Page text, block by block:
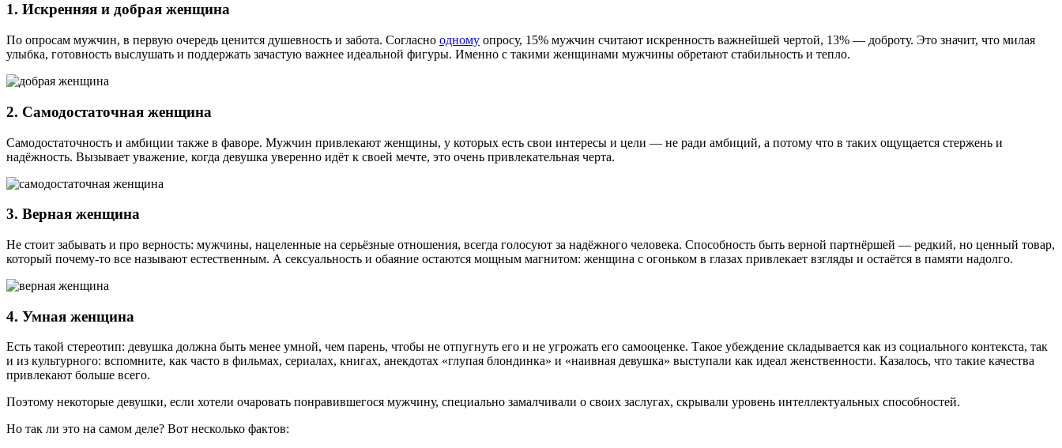
1. Искренняя и добрая женщина
По опросам мужчин, в первую очередь ценится душевность и забота. Согласно одному опросу, 15% мужчин считают искренность важнейшей чертой, 13% — доброту​. Это значит, что милая
улыбка, готовность выслушать и поддержать зачастую важнее идеальной фигуры. Именно с такими женщинами мужчины обретают стабильность и тепло.
2. Самодостаточная женщина
Самодостаточность и амбиции также в фаворе​. Мужчин привлекают женщины, у которых есть свои интересы и цели — не ради амбиций, а потому что в таких ощущается стержень и
надёжность. Вызывает уважение, когда девушка уверенно идёт к своей мечте, это очень привлекательная черта.
3. Верная женщина
Не стоит забывать и про верность: мужчины, нацеленные на серьёзные отношения, всегда голосуют за надёжного человека. Способность быть верной партнёршей — редкий, но ценный товар,
который почему-то все называют естественным. А сексуальность и обаяние остаются мощным магнитом: женщина с огоньком в глазах привлекает взгляды и остаётся в памяти надолго​.
4. Умная женщина
Есть такой стереотип: девушка должна быть менее умной, чем парень, чтобы не отпугнуть его и не угрожать его самооценке. Такое убеждение складывается как из социального контекста, так
и из культурного: вспомните, как часто в фильмах, сериалах, книгах, анекдотах «глупая блондинка» и «наивная девушка» выступали как идеал женственности. Казалось, что такие качества
привлекают больше всего.
Поэтому некоторые девушки, если хотели очаровать понравившегося мужчину, специально замалчивали о своих заслугах, скрывали уровень интеллектуальных способностей.
Но так ли это на самом деле? Вот несколько фактов: